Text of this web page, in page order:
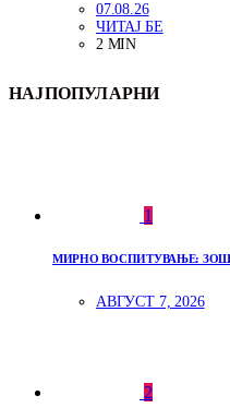
07.08.26
ЧИТАЈ БЕ
2 MIN
НАЈПОПУЛАРНИ
1
МИРНО ВОСПИТУВАЊЕ:
АВГУСТ 7, 2026
2